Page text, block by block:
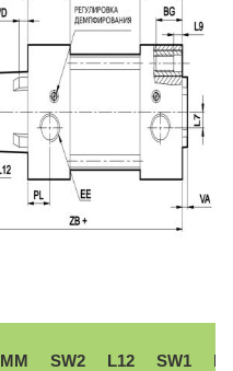
ММ SW2 L12 SW1